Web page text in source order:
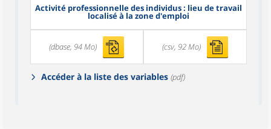
Activité professionnelle des individus : lieu de travail
localisé à la zone d'emploi
(dbase, 94 Mo) (csv, 92 Mo)
Accéder à la liste des variables (pdf)